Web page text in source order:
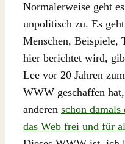
Normalerweise geht
unpolitisch zu. Es
Menschen, Beispiele,
hier berichtet wird,
Lee vor 20 Jahren
WWW geschaffen
anderen schon damals
das Web frei und für